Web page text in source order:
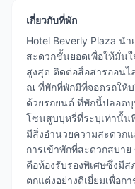
เกี่ยวกับที่พัก
Hotel Beverly Plaza น
สะดวกชั้นยอดเพื่อให้มั่น
สูงสุด ติดต่อสื่อสารออนไ
ณ ที่พักที่พักมีที่จอดรถให้บ
ด้วยรถยนต์ ที่พักนี้ปลอด
โซนสูบบุหรี่ที่ระบุเท่านั้น
มีสิ่งอำนวยความสะดวก
การเข้าพักที่สะดวกสบาย
คือห้องรับรองพิเศษซึ่งมี
ตกแต่งอย่างดีเยี่ยมเพื่อ